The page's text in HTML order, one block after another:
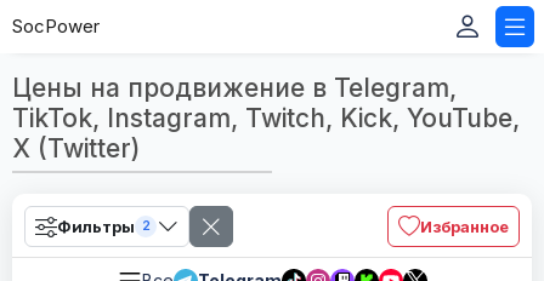
SocPower
Цены на продвижение в Telegram,
TikTok, Instagram, Twitch, Kick, YouTube,
X (Twitter)
Фильтры 2 Избранное